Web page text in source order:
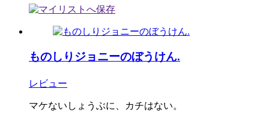
ものしりジョニーのぼうけん.
レビュー
マケないしょうぶに、カチはない。